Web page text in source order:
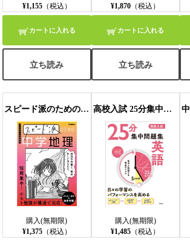
¥1,155（税込）
カートに入れる
立ち読み
¥1,870 （税込）
カートに入れる
立ち読み
スピード派のための中学地理 短期集中！テスト勉強が爆速で完成！
購入(無期限)
¥1,375（税込）
高校入試 25分集中問題集 英語
購入(無期限)
¥1,485 （税込）